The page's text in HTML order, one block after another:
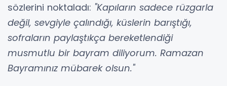
sözlerini noktaladı: "Kapıların sadece rüzgarla
değil, sevgiyle çalındığı, küslerin barıştığı,
sofraların paylaştıkça bereketlendiği
musmutlu bir bayram diliyorum. Ramazan
Bayramınız mübarek olsun."